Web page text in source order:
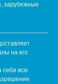
зарубежные
на его
себя всю